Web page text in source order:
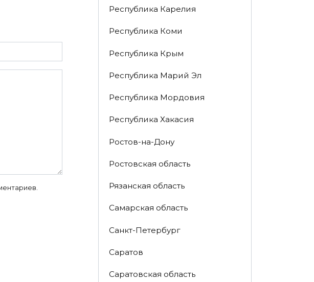
Республика Карелия
Республика Коми
Республика Крым
Республика Марий Эл
Республика Мордовия
Республика Хакасия
Ростов-на-Дону
Ростовская область
Рязанская область
Самарская область
Санкт-Петербург
Саратов
Саратовская область